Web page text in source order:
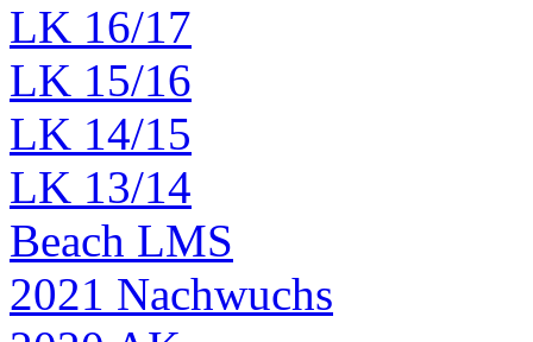
LK 16/17
LK 15/16
LK 14/15
LK 13/14
Beach LMS
2021 Nachwuchs